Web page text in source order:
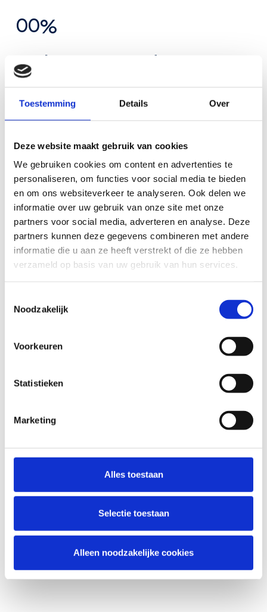
Toestemming Details Over
Deze website maakt gebruik van cookies
We gebruiken cookies om content en advertenties te
personaliseren, om functies voor social media te bieden
en om ons websiteverkeer te analyseren. Ook delen we
informatie over uw gebruik van onze site met onze
partners voor social media, adverteren en analyse. Deze
partners kunnen deze gegevens combineren met andere
informatie die u aan ze heeft verstrekt of die ze hebben
verzameld op basis van uw gebruik van hun services.
Noodzakelijk
Voorkeuren
Statistieken
Marketing
Alles toestaan
Selectie toestaan
Alleen noodzakelijke cookies
7
8
9
1
7
8
9
5
6
7
8
9
5
6
7
8
9
0
1
2
3
4
5
6
7
8
9
0
1
2
3
4
5
6
7
8
9
%
Geplaatst in 2 maanden
In de meeste gevallen leveren en monteren we
binnen 2 maanden, van eerste afspraak tot